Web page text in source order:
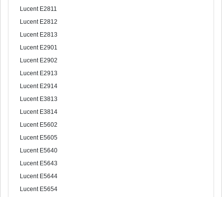
Lucent E2811
Lucent E2812
Lucent E2813
Lucent E2901
Lucent E2902
Lucent E2913
Lucent E2914
Lucent E3813
Lucent E3814
Lucent E5602
Lucent E5605
Lucent E5640
Lucent E5643
Lucent E5644
Lucent E5654